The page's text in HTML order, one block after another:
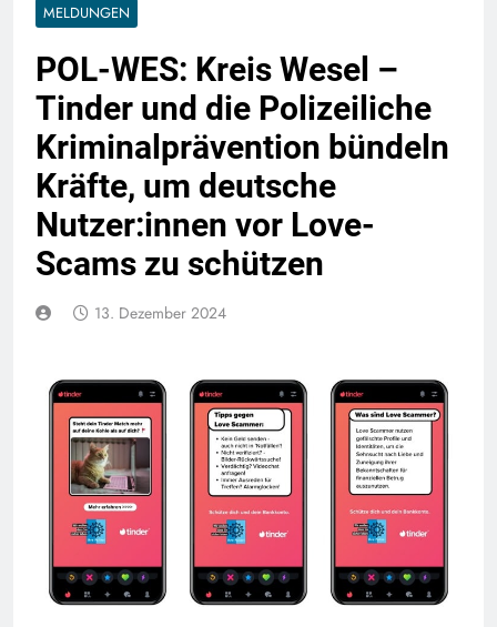
MELDUNGEN
POL-WES: Kreis Wesel –
Tinder und die Polizeiliche
Kriminalprävention bündeln
Kräfte, um deutsche
Nutzer:innen vor Love-
Scams zu schützen
13. Dezember 2024